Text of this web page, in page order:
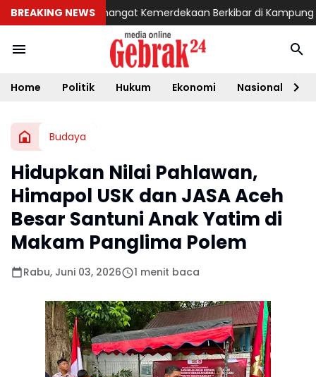
BREAKING NEWS
Utara Semangat Kemerdekaan Berkibar di Kampung Sesor,
Home Politik Hukum Ekonomi Nasional
Budaya
Hidupkan Nilai Pahlawan,
Himapol USK dan JASA Aceh
Besar Santuni Anak Yatim di
Makam Panglima Polem
Rabu, Juni 03, 2026 1 menit baca